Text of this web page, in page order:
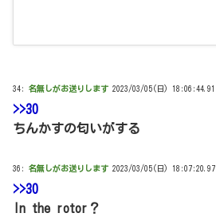
34: 名無しがお送りします 2023/03/05(日) 18:06:44.91
>>30
ちんかすの匂いがする
36: 名無しがお送りします 2023/03/05(日) 18:07:20.97
>>30
In the rotor？